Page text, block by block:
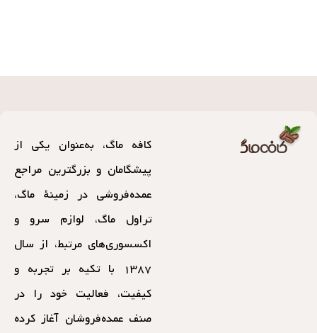
کافه ماگ، به‌عنوان یکی از
پیشگامان و بزرگترین مراجع
عمده‌فروشی در زمینهٔ ماگ،
تراول ماگ، لوازم سرو و
اکسسوری‌های مرتبط، از سال
۱۳۸۷ با تکیه بر تجربه و
کیفیت، فعالیت خود را در
صنف عمده‌فروشان آغاز کرده